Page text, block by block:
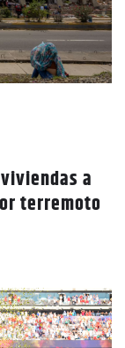
a
terremoto